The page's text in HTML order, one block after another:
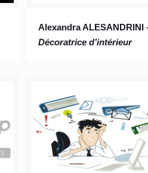
Alexandra ALESANDRINI
Décoratrice d’intérieur